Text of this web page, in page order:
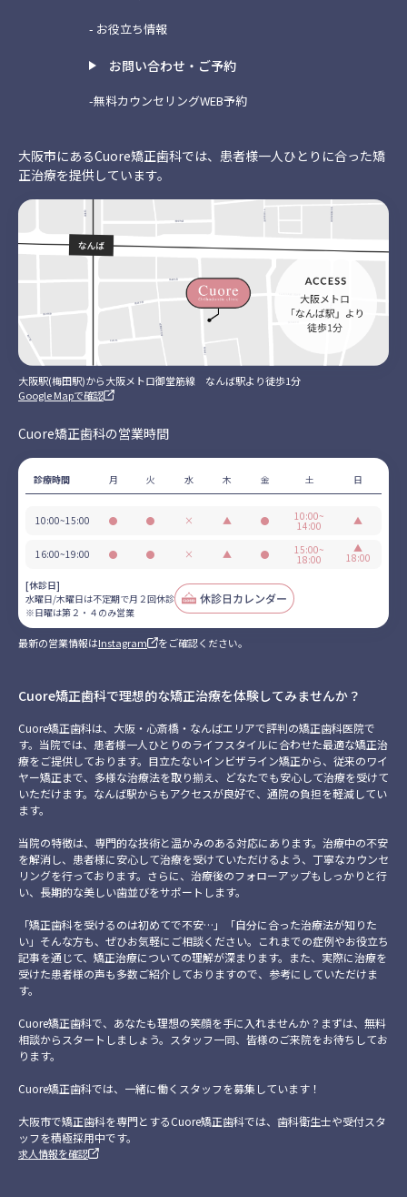
- お役立ち情報
お問い合わせ・ご予約
-無料カウンセリングWEB予約
大阪市にあるCuore矯正歯科では、患者様一人ひとりに合った矯
正治療を提供しています。
大阪駅(梅田駅)から大阪メトロ御堂筋線 なんば駅より徒歩1分
Google Mapで確認
Cuore矯正歯科の営業時間
診療時間 月 火 水 木 金 土 日
10:00~15:00
●
業
●
業
×
診
▲
定
期
月
２
回
休
診
●
業
10:00~
14:00
▲
曜
は
み
16:00~19:00
●
●
×
診
▲
定
期
で
回
●
業
15:00~
18:00
▲
18:00
[休診日]
水曜日/木曜日は不定期で月２回休診
※日曜は第２・４のみ営業
最新の営業情報はInstagram をご確認ください。
Cuore矯正歯科で理想的な矯正治療を体験してみませんか？
Cuore矯正歯科は、大阪・心斎橋・なんばエリアで評判の矯正歯科医院で
す。当院では、患者様一人ひとりのライフスタイルに合わせた最適な矯正治
療をご提供しております。目立たないインビザライン矯正から、従来のワイ
ヤー矯正まで、多様な治療法を取り揃え、どなたでも安心して治療を受けて
いただけます。なんば駅からもアクセスが良好で、通院の負担を軽減してい
ます。
当院の特徴は、専門的な技術と温かみのある対応にあります。治療中の不安
を解消し、患者様に安心して治療を受けていただけるよう、丁寧なカウンセ
リングを行っております。さらに、治療後のフォローアップもしっかりと行
い、長期的な美しい歯並びをサポートします。
「矯正歯科を受けるのは初めてで不安…」「自分に合った治療法が知りた
い」そんな方も、ぜひお気軽にご相談ください。これまでの症例やお役立ち
記事を通じて、矯正治療についての理解が深まります。また、実際に治療を
受けた患者様の声も多数ご紹介しておりますので、参考にしていただけま
す。
Cuore矯正歯科で、あなたも理想の笑顔を手に入れませんか？まずは、無料
相談からスタートしましょう。スタッフ一同、皆様のご来院をお待ちしてお
ります。
Cuore矯正歯科では、一緒に働くスタッフを募集しています！
大阪市で矯正歯科を専門とするCuore矯正歯科では、歯科衛生士や受付スタ
ッフを積極採用中です。
求人情報を確認